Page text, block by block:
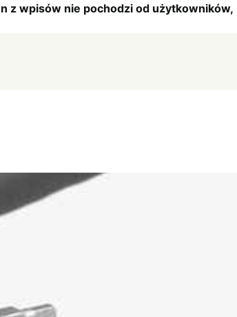
z wpisów nie pochodzi od użytkowników,